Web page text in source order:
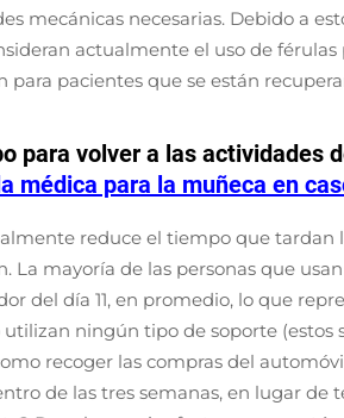
mecánicas necesarias. Debido a
actualmente el uso de
para pacientes que se están
para volver a las actividades
médica para la muñeca en
reduce el tiempo que tardan
La mayoría de las personas que
del día 11, en promedio, lo que
ningún tipo de soporte (estos
recoger las compras del
de las tres semanas, en lugar de